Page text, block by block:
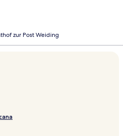
zur Post Weiding